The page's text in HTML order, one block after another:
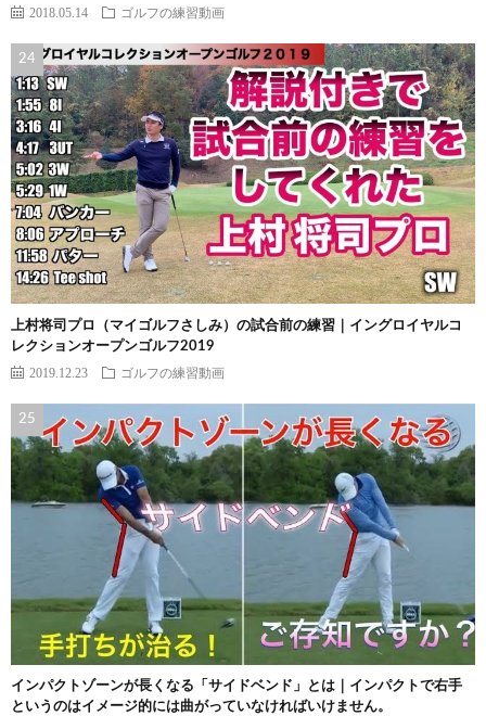
2018.05.14 ゴルフの練習動画
上村将司プロ（マイゴルフさしみ）の試合前の練習｜イングロイヤルコ
レクションオープンゴルフ2019
2019.12.23 ゴルフの練習動画
インパクトゾーンが長くなる「サイドベンド」とは｜インパクトで右手
というのはイメージ的には曲がっていなければいけません。